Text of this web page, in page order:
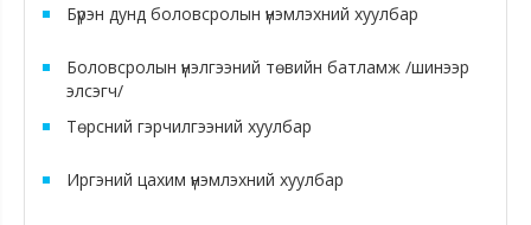
Бүрэн дунд боловсролын үнэмлэхний хуулбар
Боловсролын үнэлгээний төвийн батламж /шинээр
элсэгч/
Төрсний гэрчилгээний хуулбар
Иргэний цахим үнэмлэхний хуулбар